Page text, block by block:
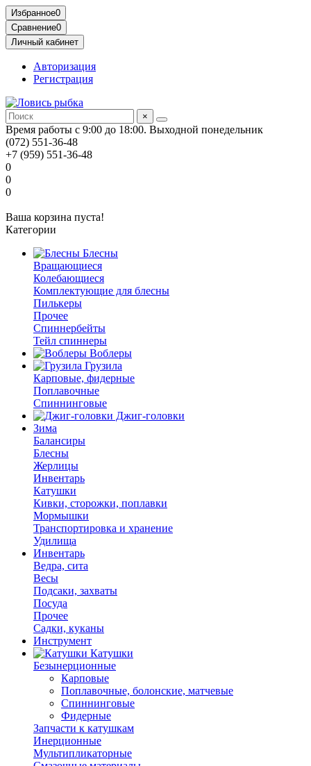
Избранное0
Сравнение0
Личный кабинет
Авторизация
Регистрация
×
Время работы с 9:00 до 18:00. Выходной понедельник
(072) 551-36-48
+7 (959) 551-36-48
0
0
0
Ваша корзина пуста!
Категории
Блесны
Вращающиеся
Колебающиеся
Комплектующие для блесны
Пилькеры
Прочее
Спиннербейты
Тейл спиннеры
Воблеры
Грузила
Карповые, фидерные
Поплавочные
Спиннинговые
Джиг-головки
Зима
Балансиры
Блесны
Жерлицы
Инвентарь
Катушки
Кивки, сторожки, поплавки
Мормышки
Транспортировка и хранение
Удилища
Инвентарь
Ведра, сита
Весы
Подсаки, захваты
Посуда
Прочее
Садки, куканы
Инструмент
Катушки
Безынерционные
Карповые
Поплавочные, болонские, матчевые
Спиннинговые
Фидерные
Запчасти к катушкам
Инерционные
Мультипликаторные